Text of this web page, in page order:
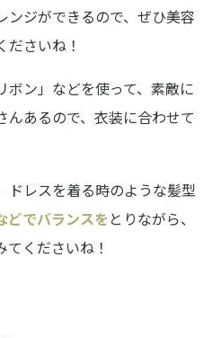
ンジができるので、ぜひ美容
さいね！
ボン」などを使って、素敵に
んあるので、衣装に合わせて
ドレスを着る時のような髪型
どでバランスを とりながら、
くださいね！